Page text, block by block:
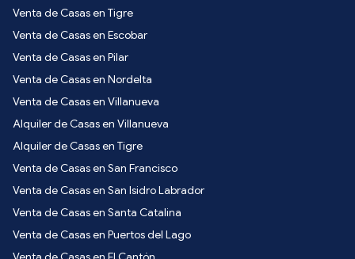
Venta de Casas en Tigre
Venta de Casas en Escobar
Venta de Casas en Pilar
Venta de Casas en Nordelta
Venta de Casas en Villanueva
Alquiler de Casas en Villanueva
Alquiler de Casas en Tigre
Venta de Casas en San Francisco
Venta de Casas en San Isidro Labrador
Venta de Casas en Santa Catalina
Venta de Casas en Puertos del Lago